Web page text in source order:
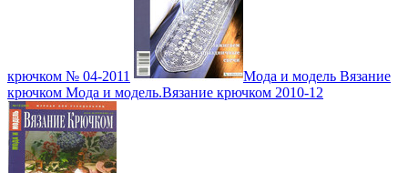
крючком № 04-2011
Мода и модель Вязание
крючком Мода и модель.Вязание крючком 2010-12